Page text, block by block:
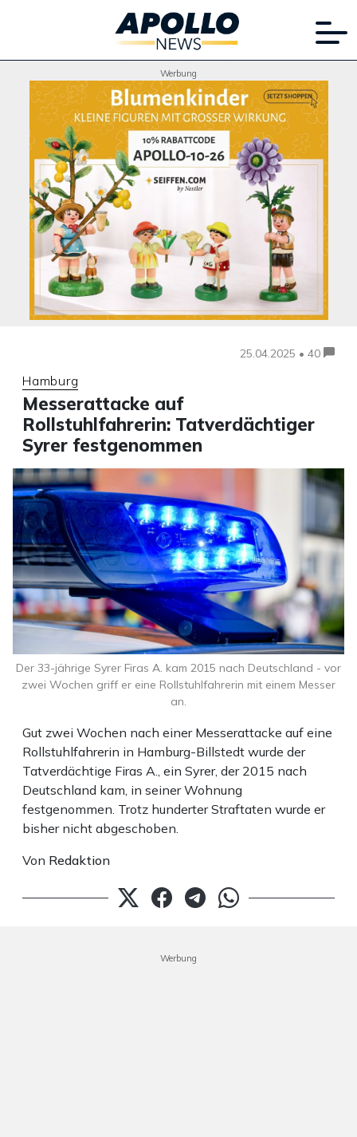
Werbung
25.04.2025 • 40
Hamburg
Messerattacke auf
Rollstuhlfahrerin: Tatverdächtiger
Syrer festgenommen
Gut zwei Wochen nach einer Messerattacke auf eine
Rollstuhlfahrerin in Hamburg-Billstedt wurde der
Tatverdächtige Firas A., ein Syrer, der 2015 nach
Deutschland kam, in seiner Wohnung
festgenommen. Trotz hunderter Straftaten wurde er
bisher nicht abgeschoben.
Von Redaktion
Der 33-jährige Syrer Firas A. kam 2015 nach Deutschland - vor
zwei Wochen griff er eine Rollstuhlfahrerin mit einem Messer
an.
Werbung